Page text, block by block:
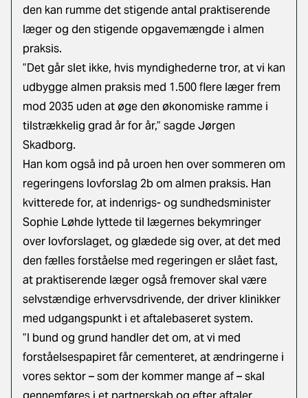
den kan rumme det stigende antal praktiserende
læger og den stigende opgavemængde i almen
praksis.
”Det går slet ikke, hvis myndighederne tror, at vi kan
udbygge almen praksis med 1.500 flere læger frem
mod 2035 uden at øge den økonomiske ramme i
tilstrækkelig grad år for år,” sagde Jørgen
Skadborg.
Han kom også ind på uroen hen over sommeren om
regeringens lovforslag 2b om almen praksis. Han
kvitterede for, at indenrigs- og sundhedsminister
Sophie Løhde lyttede til lægernes bekymringer
over lovforslaget, og glædede sig over, at det med
den fælles forståelse med regeringen er slået fast,
at praktiserende læger også fremover skal være
selvstændige erhvervsdrivende, der driver klinikker
med udgangspunkt i et aftalebaseret system.
”I bund og grund handler det om, at vi med
forståelsespapiret får cementeret, at ændringerne i
vores sektor – som der kommer mange af – skal